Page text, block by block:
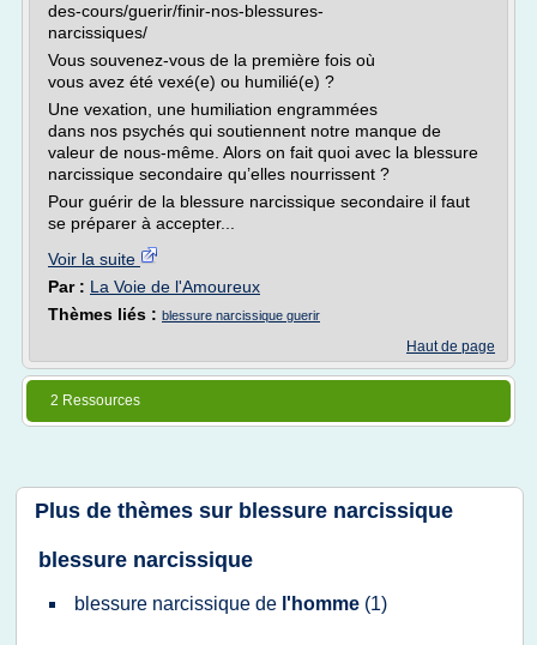
des-cours/guerir/finir-nos-blessures-
narcissiques/
Vous souvenez-vous de la première fois où
vous avez été vexé(e) ou humilié(e) ?
Une vexation, une humiliation engrammées
dans nos psychés qui soutiennent notre manque de
valeur de nous-même. Alors on fait quoi avec la blessure
narcissique secondaire qu’elles nourrissent ?
Pour guérir de la blessure narcissique secondaire il faut
se préparer à accepter...
Voir la suite
Par : La Voie de l'Amoureux
Thèmes liés : blessure narcissique guerir
Haut de page
2 Ressources
Plus de thèmes sur blessure narcissique
blessure narcissique
blessure narcissique de l'homme (1)